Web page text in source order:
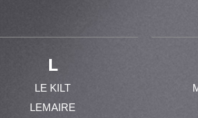
L
LE KILT
LEMAIRE